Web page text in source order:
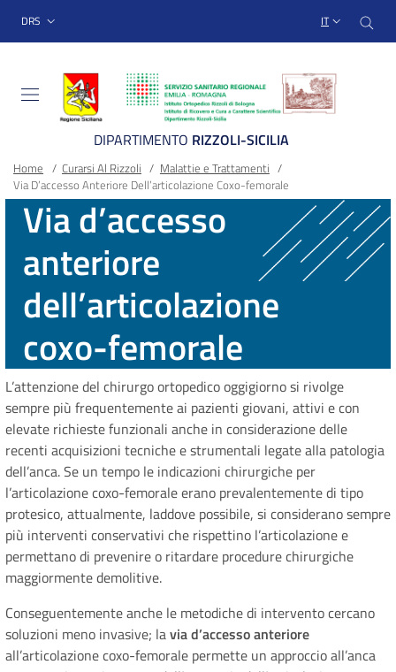
Sito Web Istituto
menu top-bar
DRS IT
DIPARTIMENTO RIZZOLI-SICILIA
Main container
Briciole
di
pane
Home / Curarsi Al Rizzoli / Malattie e Trattamenti /
Via D’accesso Anteriore Dell’articolazione Coxo-femorale
Via d’accesso
anteriore
dell’articolazione
coxo-femorale
L’attenzione del chirurgo ortopedico oggigiorno si rivolge
sempre più frequentemente ai pazienti giovani, attivi e con
elevate richieste funzionali anche in considerazione delle
recenti acquisizioni tecniche e strumentali legate alla patologia
dell’anca. Se un tempo le indicazioni chirurgiche per
l’articolazione coxo-femorale erano prevalentemente di tipo
protesico, attualmente, laddove possibile, si considerano sempre
più interventi conservativi che rispettino l’articolazione e
permettano di prevenire o ritardare procedure chirurgiche
maggiormente demolitive.
Conseguentemente anche le metodiche di intervento cercano
soluzioni meno invasive; lavia d’accesso anteriore
all’articolazione coxo-femorale permette un approccio all’anca